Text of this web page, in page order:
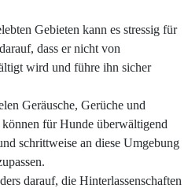
Gebieten kann es stressig für
dass er nicht von
wird und führe ihn sicher
Geräusche, Gerüche und
für Hunde überwältigend
schrittweise an diese Umgebung
darauf, die Hinterlassenschaften